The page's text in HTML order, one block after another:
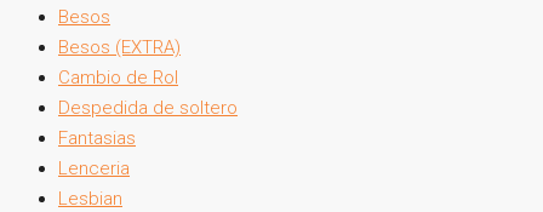
Besos
Besos (EXTRA)
Cambio de Rol
Despedida de soltero
Fantasias
Lenceria
Lesbian